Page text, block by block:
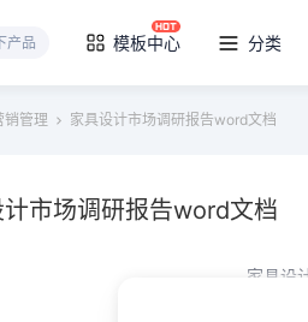
产品 模板中心 分类
销管理 家具设计市场调研报告word文档
计市场调研报告word文档